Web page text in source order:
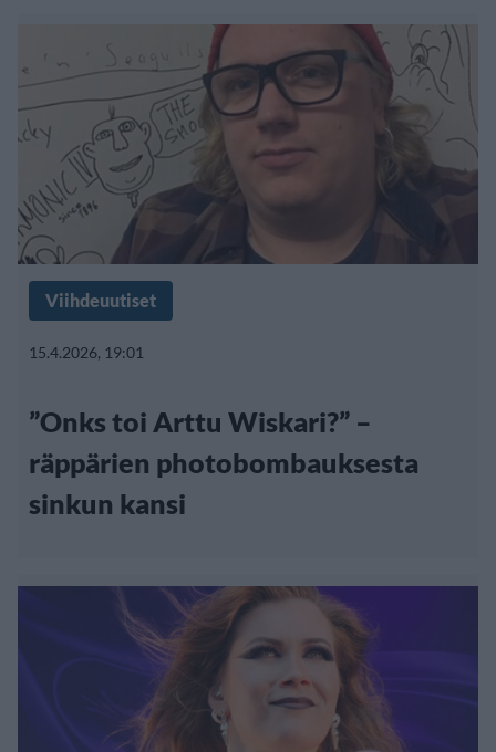
Viihdeuutiset
15.4.2026, 19:01
”Onks toi Arttu Wiskari?” –
räppärien photobombauksesta
sinkun kansi